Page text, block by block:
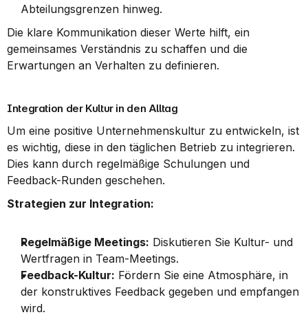
Abteilungsgrenzen hinweg.
Die klare Kommunikation dieser Werte hilft, ein
gemeinsames Verständnis zu schaffen und die
Erwartungen an Verhalten zu definieren.
Integration der Kultur in den Alltag
Um eine positive Unternehmenskultur zu entwickeln, ist
es wichtig, diese in den täglichen Betrieb zu integrieren.
Dies kann durch regelmäßige Schulungen und
Feedback-Runden geschehen.
Strategien zur Integration:
Regelmäßige Meetings: Diskutieren Sie Kultur- und
Wertfragen in Team-Meetings.
Feedback-Kultur: Fördern Sie eine Atmosphäre, in
der konstruktives Feedback gegeben und empfangen
wird.